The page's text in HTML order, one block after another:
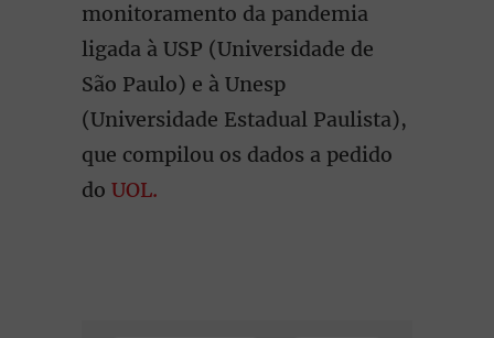
monitoramento da pandemia
ligada à USP (Universidade de
São Paulo) e à Unesp
(Universidade Estadual Paulista),
que compilou os dados a pedido
do UOL.